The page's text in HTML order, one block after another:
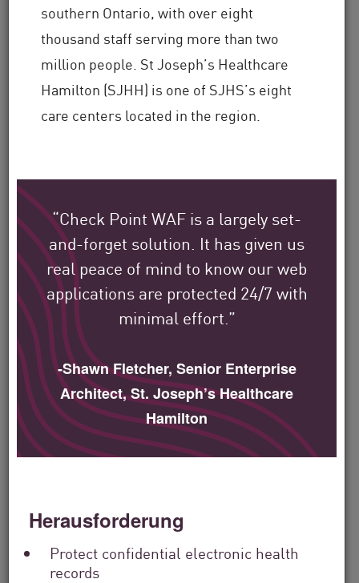
southern Ontario, with over eight
thousand staff serving more than two
million people. St Joseph’s Healthcare
Hamilton (SJHH) is one of SJHS’s eight
care centers located in the region.
“Check Point WAF is a largely set-
and-forget solution. It has given us
real peace of mind to know our web
applications are protected 24/7 with
minimal effort.”
-Shawn Fletcher, Senior Enterprise
Architect, St. Joseph’s Healthcare
Hamilton
Herausforderung
Protect confidential electronic health
records
So schützen
Check Point Kunden ihre
Umgebung in aller Welt.
Behörden und Serviceanbieter der ganzen
Welt beizutragen.
Filter
by
Solutions
Filter
by
Industry
Filter
by
Location
Search
by